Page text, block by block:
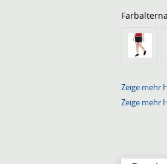
Zeige mehr
Zeige mehr